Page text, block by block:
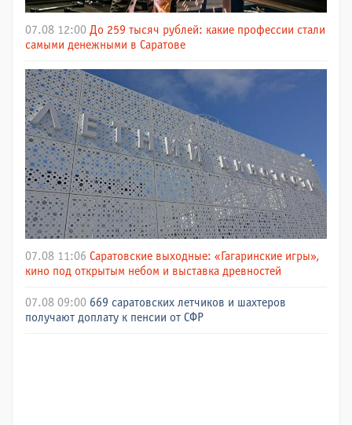
07.08 12:00 До 259 тысяч рублей: какие профессии стали
самыми денежными в Саратове
07.08 11:06 Саратовские выходные: «Гагаринские игры»,
кино под открытым небом и выставка древностей
07.08 09:00 669 саратовских летчиков и шахтеров
получают доплату к пенсии от СФР